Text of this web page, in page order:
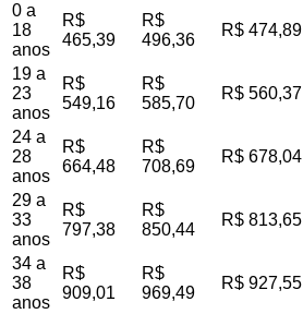
0 a
18
anos
R$
465,39
R$
496,36
R$ 474,89
19 a
23
anos
R$
549,16
R$
585,70
R$ 560,37
24 a
28
anos
R$
664,48
R$
708,69
R$ 678,04
29 a
33
anos
R$
797,38
R$
850,44
R$ 813,65
34 a
38
anos
R$
909,01
R$
969,49
R$ 927,55